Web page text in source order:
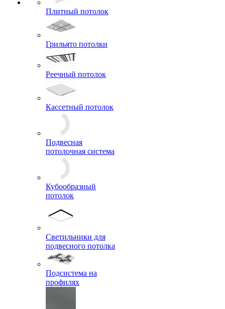
Плитный потолок
Подвесная
потолочная система
Кубообразный
потолок
подвесного потолка
Подсистема на
профилях